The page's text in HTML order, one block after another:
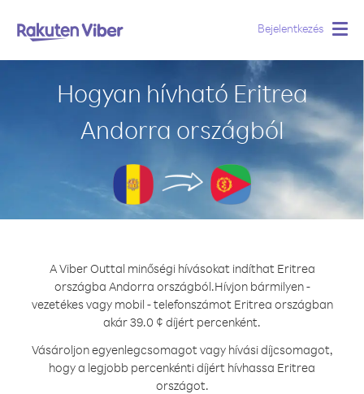
Bejelentkezés
Hogyan hívható Eritrea
Andorra országból
A Viber Outtal minőségi hívásokat indíthat Eritrea
országba Andorra országból.Hívjon bármilyen -
vezetékes vagy mobil - telefonszámot Eritrea országban
akár 39.0 ¢ díjért percenként.
Vásároljon egyenlegcsomagot vagy hívási díjcsomagot,
hogy a legjobb percenkénti díjért hívhassa Eritrea
országot.